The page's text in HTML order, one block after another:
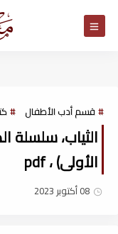
قسم أدب الأطفال
الثياب، سلسلة
الأولى) ، pdf
08 أكتوبر 2023